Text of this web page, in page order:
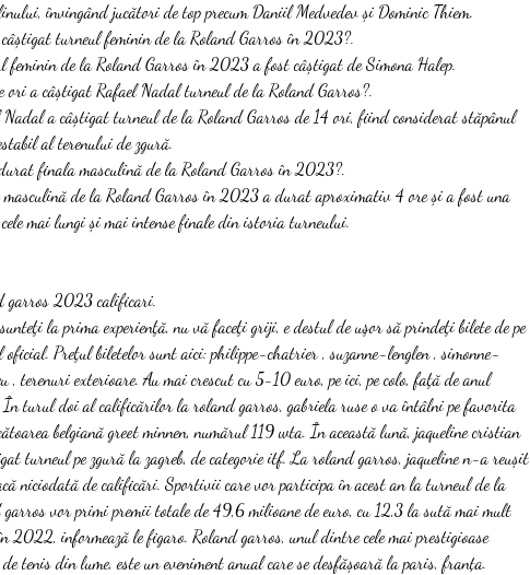
învingând jucători de top precum Daniil Medvedev și Dominic Thiem.
câștigat turneul feminin de la Roland Garros în 2023?.
feminin de la Roland Garros în 2023 a fost câștigat de Simona Halep.
ori a câștigat Rafael Nadal turneul de la Roland Garros?.
Nadal a câștigat turneul de la Roland Garros de 14 ori, fiind considerat stăpânul
al terenului de zgură.
finala masculină de la Roland Garros în 2023?.
masculină de la Roland Garros în 2023 a durat aproximativ 4 ore și a fost una
mai lungi și mai intense finale din istoria turneului.
garros 2023 calificari.
Preţul biletelor sunt aici: philippe-chatrier , suzanne-lenglen , simonne-
, terenuri exterioare. Au mai crescut cu 5-10 euro, pe ici, pe colo, faţă de anul
În turul doi al calificărilor la roland garros, gabriela ruse o va întâlni pe favorita
belgiană greet minnen, numărul 119 wta. În această lună, jaqueline cristian
turneul pe zgură la zagreb, de categorie itf. La roland garros, jaqueline n-a reușit
niciodată de calificări. Sportivii care vor participa în acest an la turneul de la
vor primi premii totale de 49,6 milioane de euro, cu 12,3 la sută mai mult
2022, informează le figaro. Roland garros, unul dintre cele mai prestigioase
tenis din lume, este un eveniment anual care se desfășoară la paris, franța.